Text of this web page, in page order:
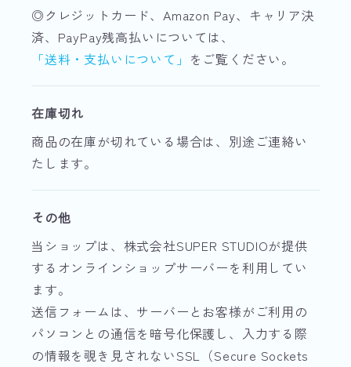
◎クレジットカード、Amazon Pay、キャリア決
済、PayPay残高払いについては、
「送料・支払いについて」 をご覧ください。
在庫切れ
商品の在庫が切れている場合は、別途ご連絡い
たします。
その他
当ショップは、株式会社SUPER STUDIOが提供
するオンラインショップサーバーを利用してい
ます。
送信フォームは、サーバーとお客様がご利用の
パソコンとの通信を暗号化保護し、入力する際
の情報を覗き見されないSSL（Secure Sockets